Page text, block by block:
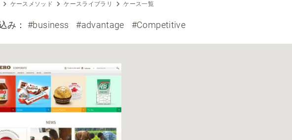
ケースメソッド ケースライブラリ ケース一覧
み：#business #advantage #Competitive